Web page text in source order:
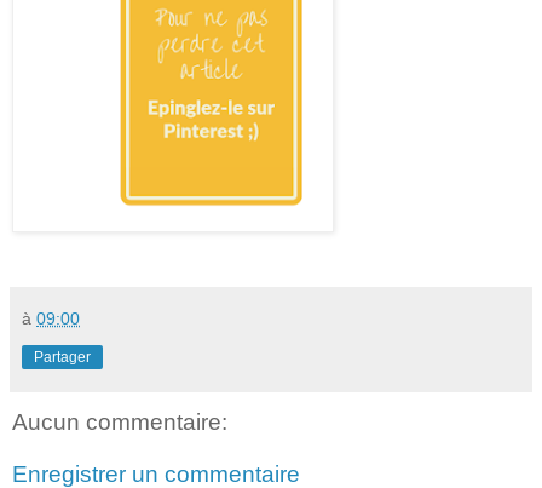
à 09:00
Partager
Aucun commentaire:
Enregistrer un commentaire